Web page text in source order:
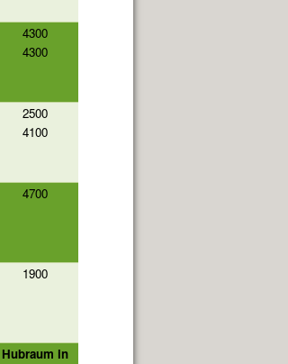
4300
4300
2500
4100
4700
1900
Hubraum in